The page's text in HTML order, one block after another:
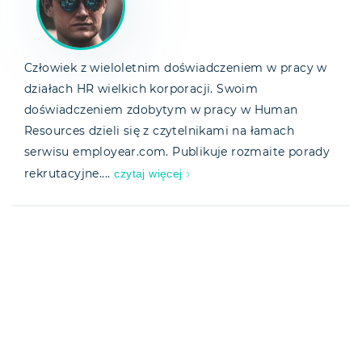
Człowiek z wieloletnim doświadczeniem w pracy w
działach HR wielkich korporacji. Swoim
doświadczeniem zdobytym w pracy w Human
Resources dzieli się z czytelnikami na łamach
serwisu employear.com. Publikuje rozmaite porady
rekrutacyjne.... czytaj więcej